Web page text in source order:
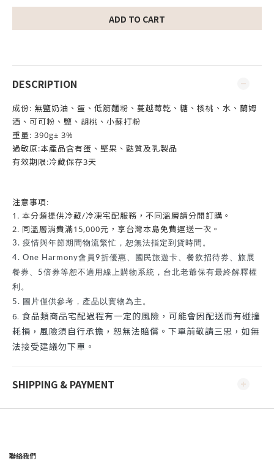
ADD TO CART
DESCRIPTION
成份: 無鹽奶油、蛋、低筋麵粉、蔓越莓乾、糖、核桃、水、蘭姆
酒、可可粉、鹽、胡桃、小蘇打粉
重量: 390g± 3%
過敏原:本產品含有蛋、堅果、麩質及乳製品
有效期限:冷藏保存3天
注意事項:
1. 本分類提供冷藏/冷凍宅配服務，不同溫層請分開訂購。
2. 同溫層消費滿15,000元，享台灣本島免費運送一次。
3. 疫情與年節期間物流繁忙，恕無法指定到貨時間。
4. One Harmony會員9折優惠、國民旅遊卡、餐飲招待券、旅展
餐券、5倍券等恕不適用線上購物系統，台北老爺保有最終解釋權
利。
5. 圖片僅供參考，產品以實物為主。
6. 食品類商品宅配過程有一定的風險，可能會因配送而有碰撞
耗損，風險須自行承擔，恕無法賠償。下單前敬請三思，如無
法接受建議勿下單。
SHIPPING & PAYMENT
聯絡我們